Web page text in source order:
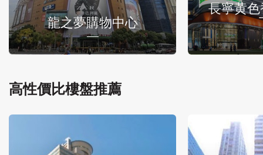
龍之夢購物中心
長寧黄色
高性價比樓盤推薦